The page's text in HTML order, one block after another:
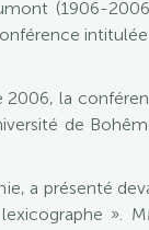
(1906-
la
de
a présenté
».